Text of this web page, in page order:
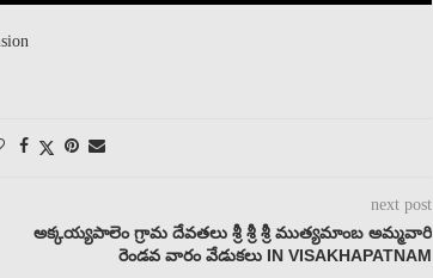
next post
అక్కయ్యపాలెం గ్రామ దేవతలు శ్రీ శ్రీ శ్రీ ముత్యమాంబ అమ్మవారి
రెండవ వారం వేడుకలు IN VISAKHAPATNAM